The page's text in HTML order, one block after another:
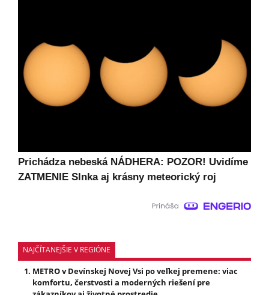
Prichádza nebeská NÁDHERA: POZOR! Uvidíme
ZATMENIE Slnka aj krásny meteorický roj
NAJČÍTANEJŠIE V REGIÓNE
METRO v Devínskej Novej Vsi po veľkej premene: viac
komfortu, čerstvosti a moderných riešení pre